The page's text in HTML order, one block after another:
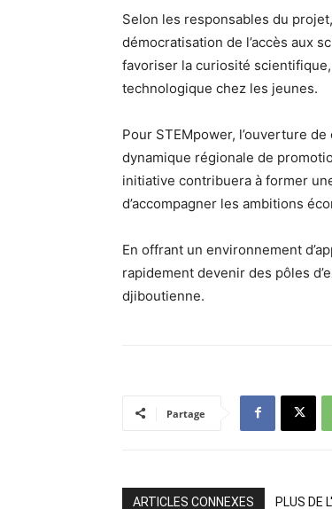
Selon les responsables du
démocratisation de l’accès aux
favoriser la curiosité scientifique,
technologique chez les jeunes.
Pour STEMpower, l’ouverture
dynamique régionale de
initiative contribuera à former
d’accompagner les ambitions
En offrant un environnement
rapidement devenir des pôles
djiboutienne.
Partage
ARTICLES CONNEXES PLUS DE